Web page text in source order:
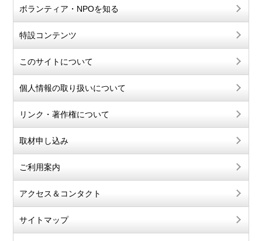
ボランティア・NPOを知る
特設コンテンツ
このサイトについて
個人情報の取り扱いについて
リンク・著作権について
取材申し込み
ご利用案内
アクセス＆コンタクト
サイトマップ